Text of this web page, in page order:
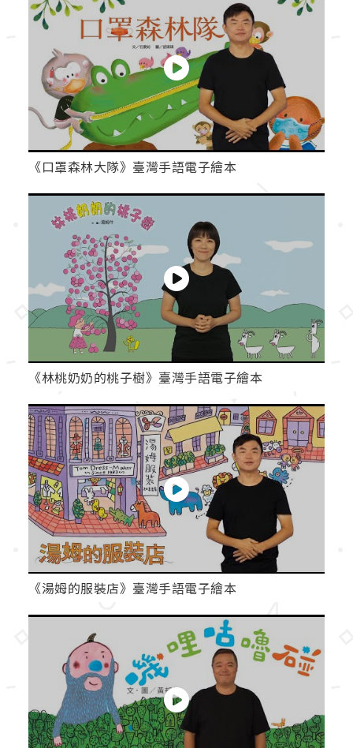
《口罩森林大隊》臺灣手語電子繪本
《林桃奶奶的桃子樹》臺灣手語電子繪本
《湯姆的服裝店》臺灣手語電子繪本